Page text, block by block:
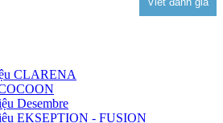
CLARENA
Desembre
EKSEPTION - FUSION